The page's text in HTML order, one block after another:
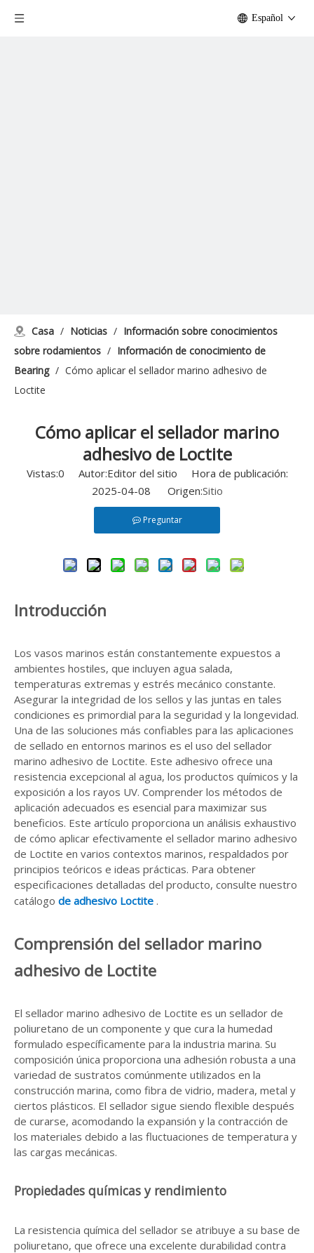
Español
Casa / Noticias / Información sobre conocimientos
sobre rodamientos / Información de conocimiento de
Bearing / Cómo aplicar el sellador marino adhesivo de
Loctite
Cómo aplicar el sellador marino
adhesivo de Loctite
Vistas:0 Autor:Editor del sitio Hora de publicación:
2025-04-08 Origen:Sitio
Preguntar
Introducción
Los vasos marinos están constantemente expuestos a
ambientes hostiles, que incluyen agua salada,
temperaturas extremas y estrés mecánico constante.
Asegurar la integridad de los sellos y las juntas en tales
condiciones es primordial para la seguridad y la longevidad.
Una de las soluciones más confiables para las aplicaciones
de sellado en entornos marinos es el uso del sellador
marino adhesivo de Loctite. Este adhesivo ofrece una
resistencia excepcional al agua, los productos químicos y la
exposición a los rayos UV. Comprender los métodos de
aplicación adecuados es esencial para maximizar sus
beneficios. Este artículo proporciona un análisis exhaustivo
de cómo aplicar efectivamente el sellador marino adhesivo
de Loctite en varios contextos marinos, respaldados por
principios teóricos e ideas prácticas. Para obtener
especificaciones detalladas del producto, consulte nuestro
catálogo de adhesivo Loctite .
Comprensión del sellador marino
adhesivo de Loctite
El sellador marino adhesivo de Loctite es un sellador de
poliuretano de un componente y que cura la humedad
formulado específicamente para la industria marina. Su
composición única proporciona una adhesión robusta a una
variedad de sustratos comúnmente utilizados en la
construcción marina, como fibra de vidrio, madera, metal y
ciertos plásticos. El sellador sigue siendo flexible después
de curarse, acomodando la expansión y la contracción de
los materiales debido a las fluctuaciones de temperatura y
las cargas mecánicas.
Propiedades químicas y rendimiento
La resistencia química del sellador se atribuye a su base de
poliuretano, que ofrece una excelente durabilidad contra